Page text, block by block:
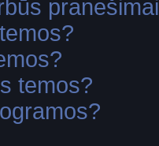
temos?